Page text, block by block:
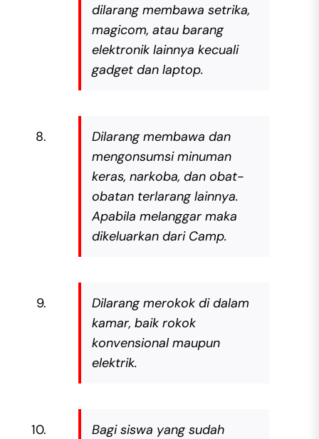
dilarang membawa setrika,
magicom, atau barang
elektronik lainnya kecuali
gadget dan laptop.
Dilarang membawa dan
mengonsumsi minuman
keras, narkoba, dan obat-
obatan terlarang lainnya.
Apabila melanggar maka
dikeluarkan dari Camp.
Dilarang merokok di dalam
kamar, baik rokok
konvensional maupun
elektrik.
Bagi siswa yang sudah